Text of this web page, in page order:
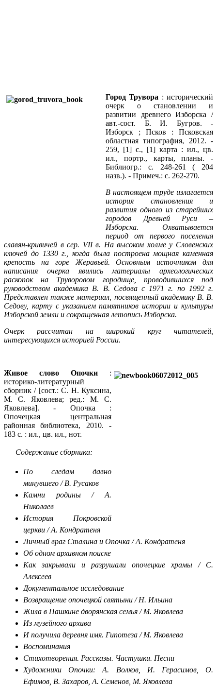
Город Трувора : исторический
очерк о становлении и
развитии древнего Изборска /
авт.-сост. Б. И. Бугров. -
Изборск ; Псков : Псковская
областная типография, 2012. -
259, [1] с., [1] карта : ил., цв.
ил., портр., карты, планы. -
Библиогр.: с. 248-261 ( 204
назв.). - Примеч.: с. 262-270.
В настоящем труде излагается
история становления и
развития одного из старейших
городов Древней Руси –
Изборска. Охватывается
период от первого поселения
славян-кривичей в сер. VII в. На высоком холме у Словенских
ключей до 1330 г., когда была построена мощная каменная
крепость на горе Жеравьей. Основным источником для
написания очерка явились материалы археологических
раскопок на Труворовом городище, проводившихся под
руководством академика В. В. Седова с 1971 г. по 1992 г.
Представлен также материал, посвященный академику В. В.
Седову, карту с указанием памятников истории и культуры
Изборской земли и сокращенная летопись Изборска.
Очерк рассчитан на широкий круг читателей,
интересующихся историей России.
Живое слово Опочки :
историко-литературный
сборник / [сост.: С. Н. Куксина,
М. С. Яковлева; ред.: М. С.
Яковлева]. - Опочка :
Опочецкая центральная
районная библиотека, 2010. -
183 с. : ил., цв. ил., нот.
Содержание сборника:
По следам давно
минувшего / В. Русаков
Камни родины / А.
Николаев
История Покровской
церкви / А. Кондратеня
Личный враг Сталина и Опочка / А. Кондратеня
Об одном архивном поиске
Как закрывали и разрушали опочецкие храмы / С.
Алексеев
Документальное исследование
Возвращение опочецкой святыни / Н. Ильина
Жила в Пашкине дворянская семья / М. Яковлева
Из музейного архива
И получила деревня имя. Гипотеза / М. Яковлева
Воспоминания
Стихотворения. Рассказы. Частушки. Песни
Художники Опочки: А. Волков, И. Герасимов, О.
Ефимов, В. Захаров, А. Семенов, М. Яковлева